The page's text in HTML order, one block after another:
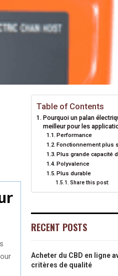
Table of Contents
Pourquoi un palan
meilleur pour les
Performance
Fonctionnement plus
Plus grande capacité
Polyvalence
Plus durable
Share this post:
RECENT POSTS
Acheter du CBD en ligne
critères de qualité